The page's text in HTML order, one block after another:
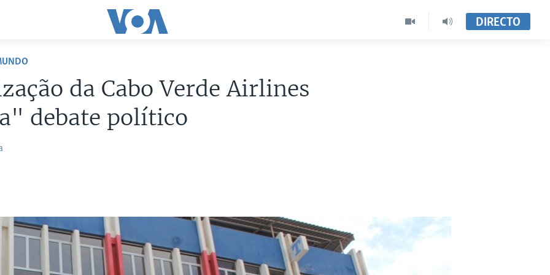
DIRECTO
da Cabo Verde Airlines
debate político